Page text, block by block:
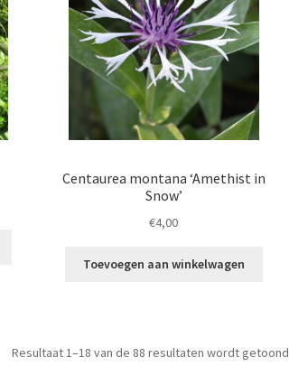
Centaurea montana ‘Amethist in
Snow’
€4,00
Toevoegen aan winkelwagen
Resultaat 1–18 van de 88 resultaten wordt getoond